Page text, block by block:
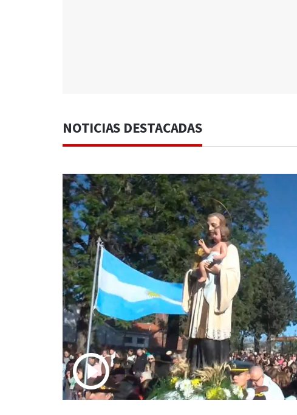
NOTICIAS DESTACADAS